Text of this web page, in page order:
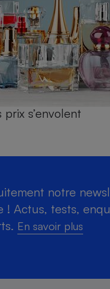
s’envolent
notre
! Actus, tests,
En savoir plus